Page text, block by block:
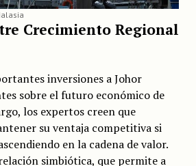
Crecimiento Regional
inversiones a Johor
sobre el futuro económico de
los expertos creen que
su ventaja competitiva si
en la cadena de valor.
simbiótica, que permite a